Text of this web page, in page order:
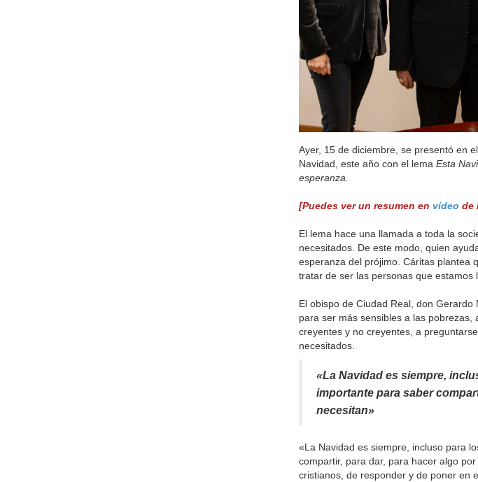
Ayer, 15 de diciembre, se presentó en
Navidad, este año con el lema Esta
esperanza.
[Puedes ver un resumen en vídeo de
El lema hace una llamada a toda la
necesitados. De este modo, quien
esperanza del prójimo. Cáritas plantea
tratar de ser las personas que estamos
El obispo de Ciudad Real, don
para ser más sensibles a las
creyentes y no creyentes, a
necesitados.
«La Navidad es siempre,
importante para saber
necesitan»
«La Navidad es siempre, incluso para
compartir, para dar, para hacer algo
cristianos, de responder y de poner en